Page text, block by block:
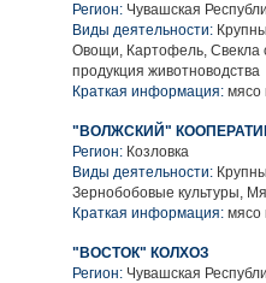
Регион: Чувашская
Виды деятельности:
Овощи, Картофель, Свекла
продукция животноводства
Краткая информация: мясо
"ВОЛЖСКИЙ"
Регион: Козловка
Виды деятельности:
Зернобобовые культуры,
Краткая информация: мясо
"ВОСТОК" КОЛХОЗ
Регион: Чувашская